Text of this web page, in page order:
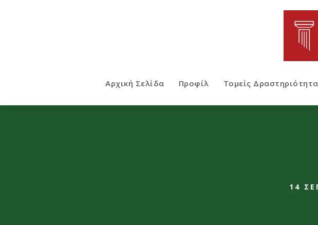
Αρχική Σελίδα Προφίλ Τομείς
14